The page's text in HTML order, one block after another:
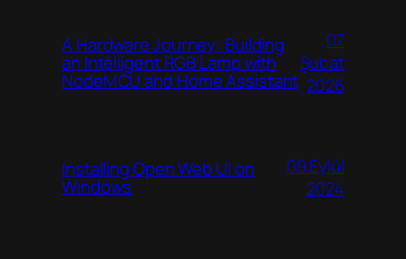
A Hardware Journey: Building
an Intelligent RGB Lamp with
NodeMCU and Home Assistant
07
Şubat
2026
Installing Open Web UI on
Windows
09 Eylül
2024